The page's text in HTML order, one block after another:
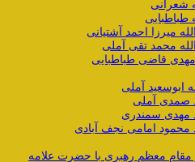
شعرانی
طباطبایی
میرزا احمد آشتیانی
محمد تقی آملی
قاضی طباطبایی
ابوسعید آملی
صمدی آملی
مهدی سمندری
محمود امامی نجف آبادی
مقام معظم رهبری با حضرت علامه